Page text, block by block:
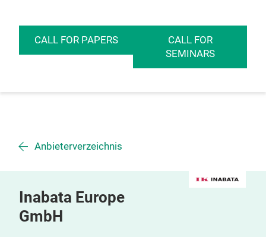
CALL FOR PAPERS
CALL FOR
SEMINARS
Anbieterverzeichnis
Inabata Europe
GmbH